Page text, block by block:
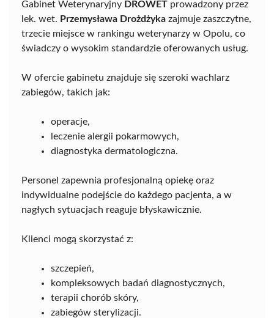
Gabinet Weterynaryjny DROWET prowadzony przez
lek. wet. Przemysława Drożdżyka zajmuje zaszczytne,
trzecie miejsce w rankingu weterynarzy w Opolu, co
świadczy o wysokim standardzie oferowanych usług.
W ofercie gabinetu znajduje się szeroki wachlarz
zabiegów, takich jak:
operacje,
leczenie alergii pokarmowych,
diagnostyka dermatologiczna.
Personel zapewnia profesjonalną opiekę oraz
indywidualne podejście do każdego pacjenta, a w
nagłych sytuacjach reaguje błyskawicznie.
Klienci mogą skorzystać z:
szczepień,
kompleksowych badań diagnostycznych,
terapii chorób skóry,
zabiegów sterylizacji.